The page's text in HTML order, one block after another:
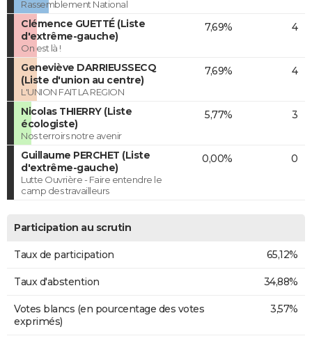
Rassemblement National
Clémence GUETTÉ (Liste
d'extrême-gauche)
On est là !
7,69% 4
Geneviève DARRIEUSSECQ
(Liste d'union au centre)
L'UNION FAIT LA REGION
7,69% 4
Nicolas THIERRY (Liste
écologiste)
Nos terroirs notre avenir
5,77% 3
Guillaume PERCHET (Liste
d'extrême-gauche)
Lutte Ouvrière - Faire entendre le
camp des travailleurs
0,00% 0
Participation au scrutin
Taux de participation 65,12%
Taux d'abstention 34,88%
Votes blancs (en pourcentage des votes
exprimés)
3,57%